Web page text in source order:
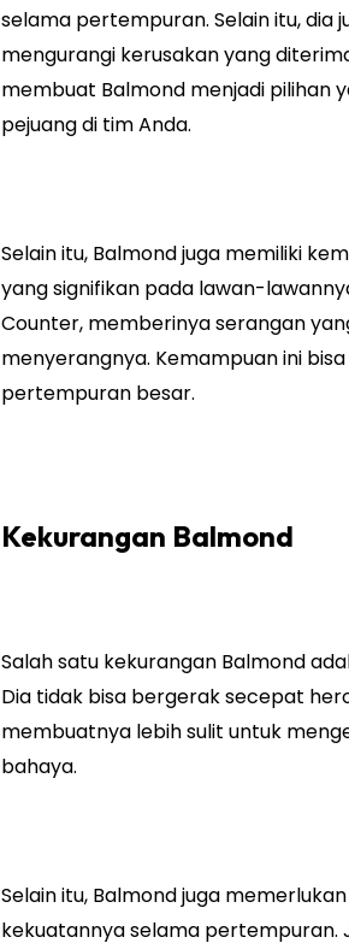
selama pertempuran. Selain itu, dia
mengurangi kerusakan yang
membuat Balmond menjadi pilihan
pejuang di tim Anda.
Selain itu, Balmond juga memiliki
yang signifikan pada lawan-
Counter, memberinya serangan
menyerangnya. Kemampuan ini
pertempuran besar.
Kekurangan Balmond
Salah satu kekurangan Balmond
Dia tidak bisa bergerak secepat
membuatnya lebih sulit untuk
bahaya.
Selain itu, Balmond juga
kekuatannya selama